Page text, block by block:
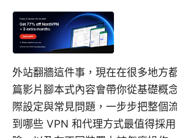
外站翻牆這件事，現在在很多地方
篇影片腳本式內容會帶你從基礎概
際設定與常見問題，一步步把整個
到哪些 VPN 和代理方式最值得採